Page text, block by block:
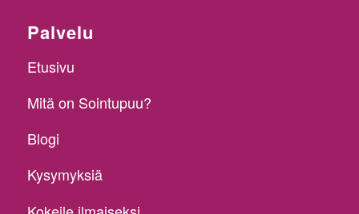
Palvelu
Etusivu
Mitä on Sointupuu?
Blogi
Kysymyksiä